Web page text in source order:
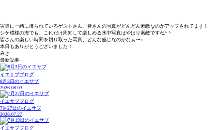
実際に一緒に潜られているゲストさん、皆さんの写真がどんどん素敵なのがアップされてます！
シケ模様の海でも、これだけ周知して楽しめる水中写真はやはり素敵ですね^ ^
皆さんの楽しい時間を切り取った写真、どんな感じなのかなぁ〜♪
本日もありがとうございました！
みき
最新記事
イエサブブログ
8月3日のイエサブ
2026.08.03
イエサブブログ
7月27日のイエサブ
2026.07.27
イエサブブログ